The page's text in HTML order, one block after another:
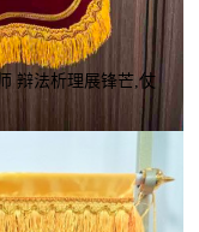
辩法析理展锋芒,仗